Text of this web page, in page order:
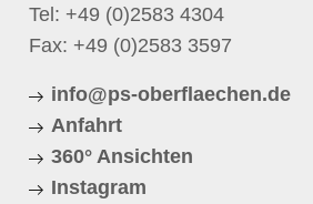
Tel: +49 (0)2583 4304
Fax: +49 (0)2583 3597
info@ps-oberflaechen.de
Anfahrt
360° Ansichten
Instagram